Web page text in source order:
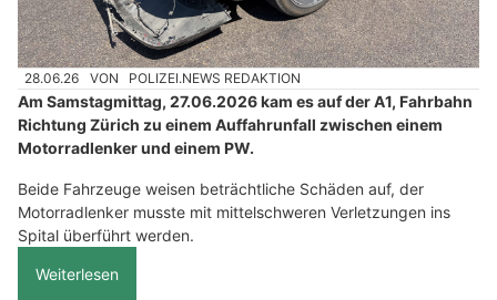
28.06.26 VON POLIZEI.NEWS REDAKTION
Am Samstagmittag, 27.06.2026 kam es auf der A1, Fahrbahn
Richtung Zürich zu einem Auffahrunfall zwischen einem
Motorradlenker und einem PW.
Beide Fahrzeuge weisen beträchtliche Schäden auf, der
Motorradlenker musste mit mittelschweren Verletzungen ins
Spital überführt werden.
Weiterlesen